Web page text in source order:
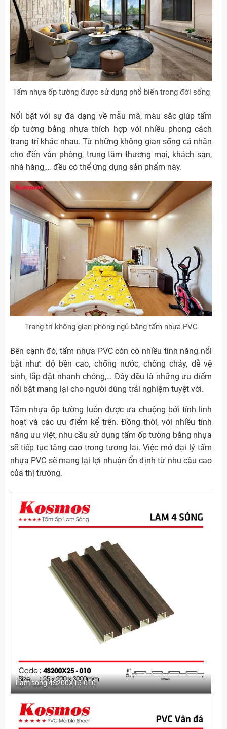
Tấm nhựa ốp tường được sử dụng phổ biến trong đời sống
Nổi bật với sự đa dạng về mẫu mã, màu sắc giúp tấm
ốp tường bằng nhựa thích hợp với nhiều phong cách
trang trí khác nhau. Từ những không gian sống cá nhân
cho đến văn phòng, trung tâm thương mại, khách sạn,
nhà hàng,… đều có thể ứng dụng sản phẩm này.
Trang trí không gian phòng ngủ bằng tấm nhựa PVC
Bên cạnh đó, tấm nhựa PVC còn có nhiều tính năng nổi
bật như: độ bền cao, chống nước, chống cháy, dễ vệ
sinh, lắp đặt nhanh chóng,… Đây đều là những ưu điểm
nổi bật mang lại cho người dùng trải nghiệm tuyệt vời.
Tấm nhựa ốp tường luôn được ưa chuộng bởi tính linh
hoạt và các ưu điểm kể trên. Đồng thời, với nhiều tính
năng ưu việt, nhu cầu sử dụng tấm ốp tường bằng nhựa
sẽ tiếp tục tăng cao trong tương lai. Việc mở đại lý tấm
nhựa PVC sẽ mang lại lợi nhuận ổn định từ nhu cầu cao
của thị trường.
Lam sóng 4S200X15-010